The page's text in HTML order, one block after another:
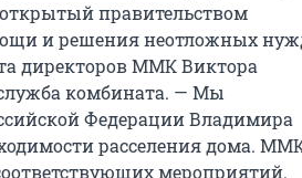
правительством
и решения неотложных
директоров ММК Виктора
комбината. — Мы
Федерации Владимира
расселения дома.
мероприятий.